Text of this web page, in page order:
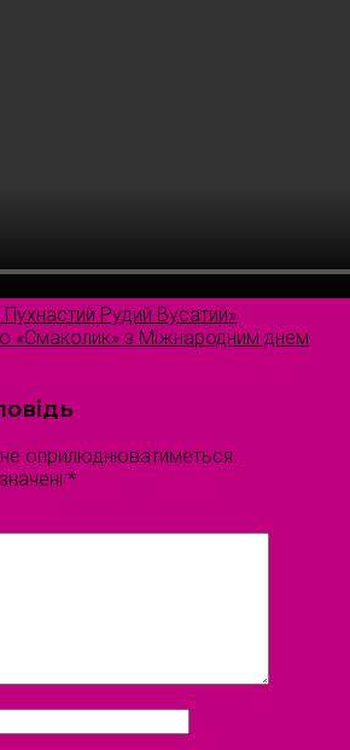
Рудий Вусатий»
«Смаколик» з Міжнародним днем
оприлюднюватиметься.
*